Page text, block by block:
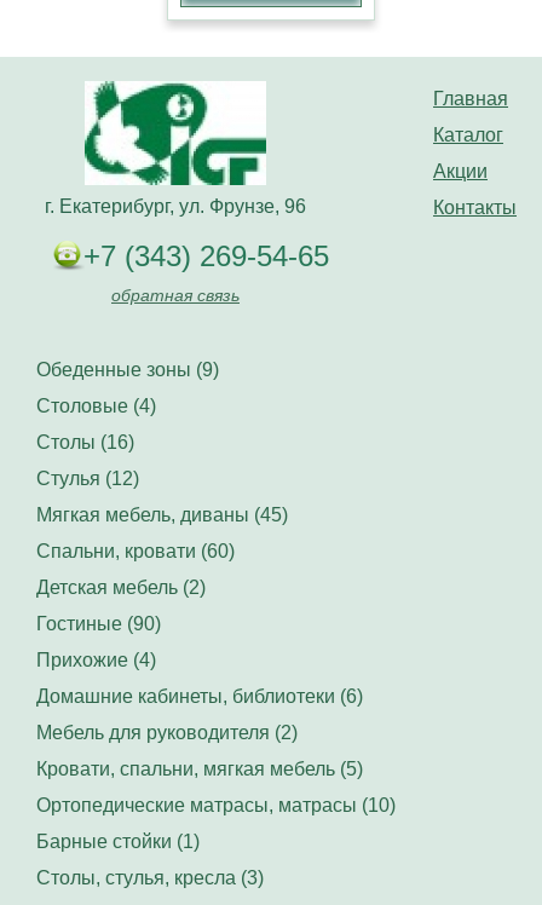
Главная
Каталог
Акции
Контакты
г. Екатерибург, ул. Фрунзе, 96
+7 (343) 269-54-65
обратная связь
Обеденные зоны (9)
Столовые (4)
Столы (16)
Стулья (12)
Мягкая мебель, диваны (45)
Спальни, кровати (60)
Детская мебель (2)
Гостиные (90)
Прихожие (4)
Домашние кабинеты, библиотеки (6)
Мебель для руководителя (2)
Кровати, спальни, мягкая мебель (5)
Ортопедические матрасы, матрасы (10)
Барные стойки (1)
Столы, стулья, кресла (3)